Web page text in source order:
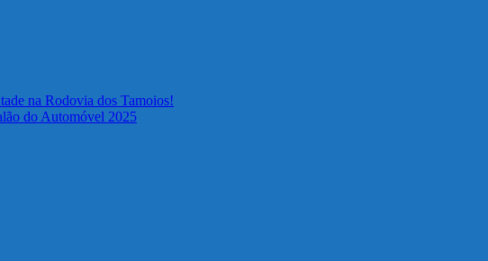
na Rodovia dos Tamoios!
do Automóvel 2025